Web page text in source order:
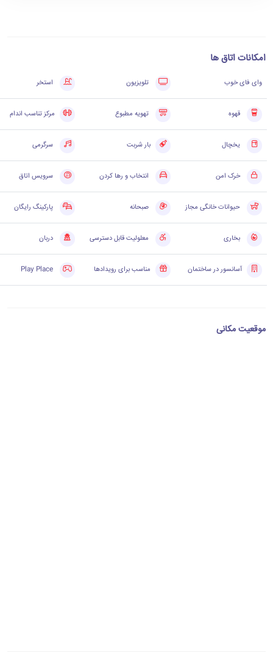
امکانات اتاق ها
وای فای خوب تلویزیون استخر
قهوه تهویه مطبوع مرکز تناسب اندام
یخچال بار شربت سرگرمی
خرک امن انتخاب و رها کردن سرویس اتاق
حیوانات خانگی مجاز صبحانه پارکینگ رایگان
بخاری معلولیت قابل دسترسی دربان
آسانسور در ساختمان مناسب برای رویدادها
موقعیت مکانی